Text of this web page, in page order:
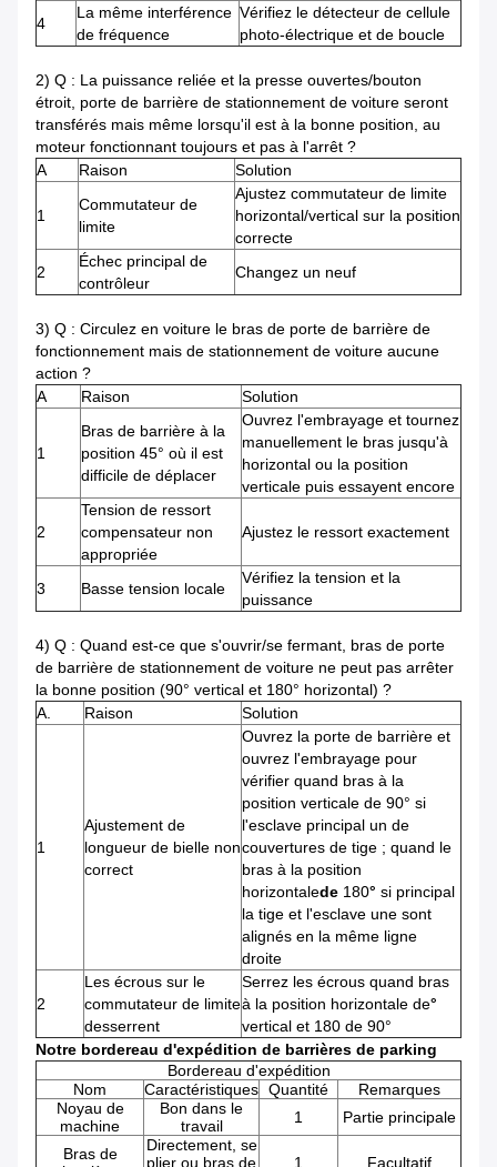
4
La même interférence
de fréquence
Vérifiez le détecteur de cellule
photo-électrique et de boucle
2) Q : La puissance reliée et la presse ouvertes/bouton
étroit, porte de barrière de stationnement de voiture seront
transférés mais même lorsqu'il est à la bonne position, au
moteur fonctionnant toujours et pas à l'arrêt ?
A
Raison Solution
1
Commutateur de
limite
Ajustez commutateur de limite
horizontal/vertical sur la position
correcte
2
Échec principal de
contrôleur
Changez un neuf
3) Q : Circulez en voiture le bras de porte de barrière de
fonctionnement mais de stationnement de voiture aucune
action ?
A
Raison Solution
1
Bras de barrière à la
position 45° où il est
difficile de déplacer
Ouvrez l'embrayage et tournez
manuellement le bras jusqu'à
horizontal ou la position
verticale puis essayent encore
2
Tension de ressort
compensateur non
appropriée
Ajustez le ressort exactement
3 Basse tension locale
Vérifiez la tension et la
puissance
4) Q : Quand est-ce que s'ouvrir/se fermant, bras de porte
de barrière de stationnement de voiture ne peut pas arrêter
la bonne position (90° vertical et 180° horizontal) ?
A.
Raison Solution
1
Ajustement de
longueur de bielle non
correct
Ouvrez la porte de barrière et
ouvrez l'embrayage pour
vérifier quand bras à la
position verticale de 90° si
l'esclave principal un de
couvertures de tige ; quand le
bras à la position
horizontalede 180° si principal
la tige et l'esclave une sont
alignés en la même ligne
droite
2
Les écrous sur le
commutateur de limite
desserrent
Serrez les écrous quand bras
à la position horizontale de°
vertical et 180 de 90°
Notre bordereau d'expédition de barrières de parking
Bordereau d'expédition
Nom
Caractéristiques Quantité
Remarques
Noyau de
machine
Bon dans le
travail
1 Partie principale
Bras de
Directement, se
plier ou bras de
1 Facultatif